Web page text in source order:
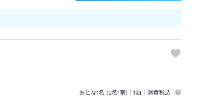
おとな1名 (2名1室)｜1泊 ｜消費税込